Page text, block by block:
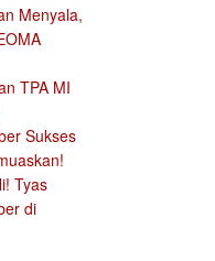
Menyala,
TPA MI
Sukses
Tyas
di